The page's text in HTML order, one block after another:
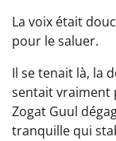
La voix était
pour le saluer.
Il se tenait là, la
sentait vraiment
Zogat Guul
tranquille qui